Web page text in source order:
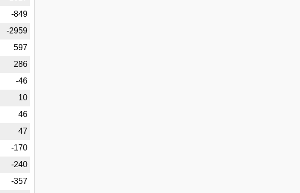
-849
-2959
597
286
-46
10
46
47
-170
-240
-357